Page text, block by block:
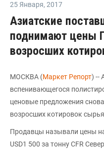
25 Января, 2017
Азиатские
поднимают цены
возросших
МОСКВА (Маркет Репорт) --
вспенивающегося
ценовые предложения
возросших котировок
Продавцы называли цены
USD1 500 за тонну CFR